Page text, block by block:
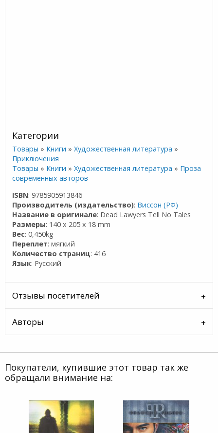
Категории
Товары » Книги »Художественная литература »
Приключения
Товары » Книги »Художественная литература » Проза
современных авторов
ISBN: 9785905913846
Производитель (издательство): Виссон (РФ)
Название в оригинале: Dead Lawyers Tell No Tales
Размеры: 140 x 205 x 18 mm
Вес: 0,450kg
Переплет: мягкий
Количество страниц: 416
Язык: Русский
Отзывы посетителей
Авторы
Покупатели, купившие этот товар так же
обращали внимание на: